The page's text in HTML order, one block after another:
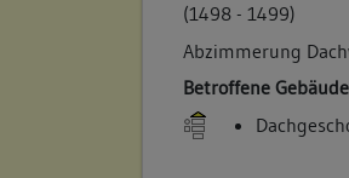
(1498 - 1499)
Abzimmerung
Betroffene